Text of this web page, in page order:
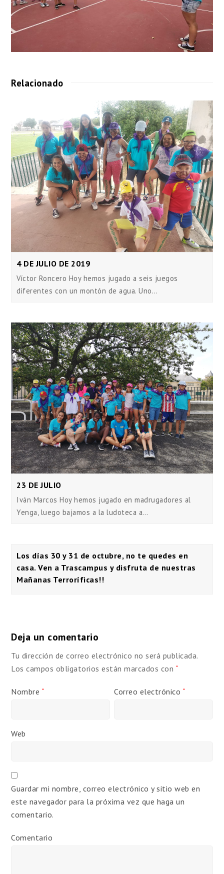
Relacionado
4 DE JULIO DE 2019
Víctor Roncero Hoy hemos jugado a seis juegos
diferentes con un montón de agua. Uno…
23 DE JULIO
Iván Marcos Hoy hemos jugado en madrugadores al
Yenga, luego bajamos a la ludoteca a…
Los días 30 y 31 de octubre, no te quedes en
casa. Ven a Trascampus y disfruta de nuestras
Mañanas Terroríficas!!
Deja un comentario
Tu dirección de correo electrónico no será publicada.
Los campos obligatorios están marcados con *
Nombre * Correo electrónico *
Web
Guardar mi nombre, correo electrónico y sitio web en
este navegador para la próxima vez que haga un
comentario.
Comentario